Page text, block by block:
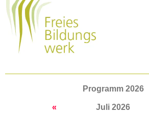
Programm 2026
« Juli 2026